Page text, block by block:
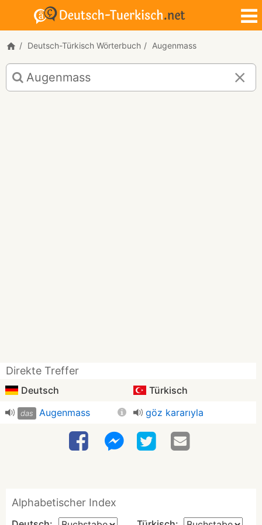
Deutsch-Türkisch Wörterbuch Augenmass
Deutsch-
Türkisch
Übersetzung
Direkte Treffer
Deutsch Türkisch
das Augenmass göz kararıyla
Alphabetischer Index